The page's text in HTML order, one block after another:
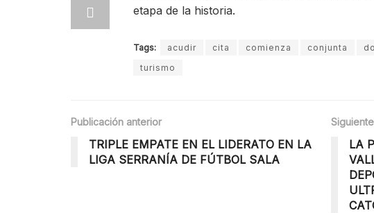
etapa de la historia.
Tags: acudir cita comienza conjunta
turismo
Publicación anterior
TRIPLE EMPATE EN EL LIDERATO EN LA
LIGA SERRANÍA DE FÚTBOL SALA
LA